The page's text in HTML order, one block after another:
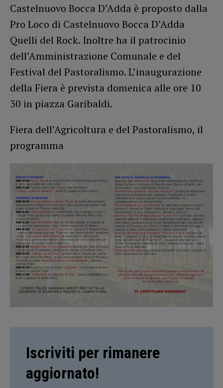
Castelnuovo Bocca D’Adda è proposto dalla
Pro Loco di Castelnuovo Bocca D’Adda
Quelli del Rock. Inoltre ha il patrocinio
dell’Amministrazione Comunale e del
Festival del Pastoralismo. L’inaugurazione
della Fiera è prevista domenica alle ore 10
30 in piazza Garibaldi.
Fiera dell’Agricoltura e del Pastoralismo, il
programma
Iscriviti per rimanere
aggiornato!